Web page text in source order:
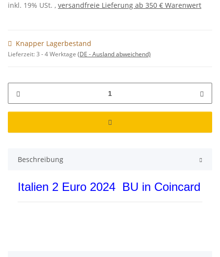
inkl. 19% USt. , versandfreie Lieferung ab 350 € Warenwert
Knapper Lagerbestand
Lieferzeit:3 - 4 Werktage (DE - Ausland abweichend)
Beschreibung
Italien 2 Euro 2024 BU in Coincard